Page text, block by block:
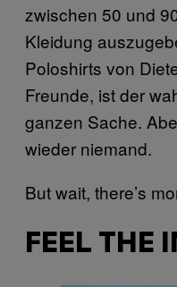
zwischen 50 und
Kleidung
Poloshirts von
Freunde, ist der
ganzen Sache.
wieder niemand.
But wait, there’s
FEEL THE